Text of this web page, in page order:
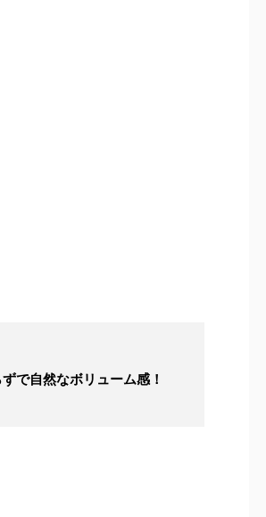
で自然なボリューム感！